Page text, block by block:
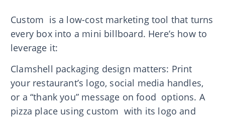
Custom is a low-cost marketing tool that turns
every box into a mini billboard. Here’s how to
leverage it:
Clamshell packaging design matters: Print
your restaurant’s logo, social media handles,
or a “thank you” message on food options. A
pizza place using custom with its logo and